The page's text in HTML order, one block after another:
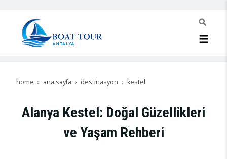
home ana sayfa desti̇nasyon kestel
Alanya Kestel: Doğal Güzellikleri
ve Yaşam Rehberi